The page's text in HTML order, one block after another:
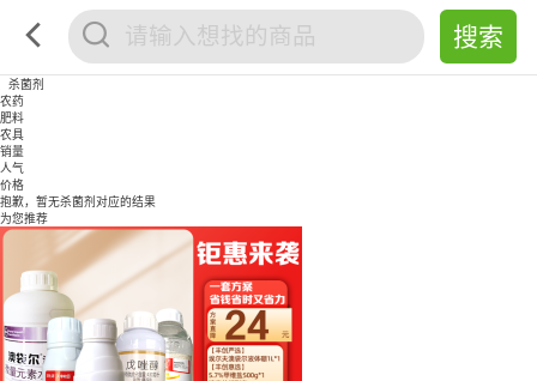
杀菌剂
农药
肥料
农具
销量
人气
价格
抱歉，暂无杀菌剂对应的结果
为您推荐